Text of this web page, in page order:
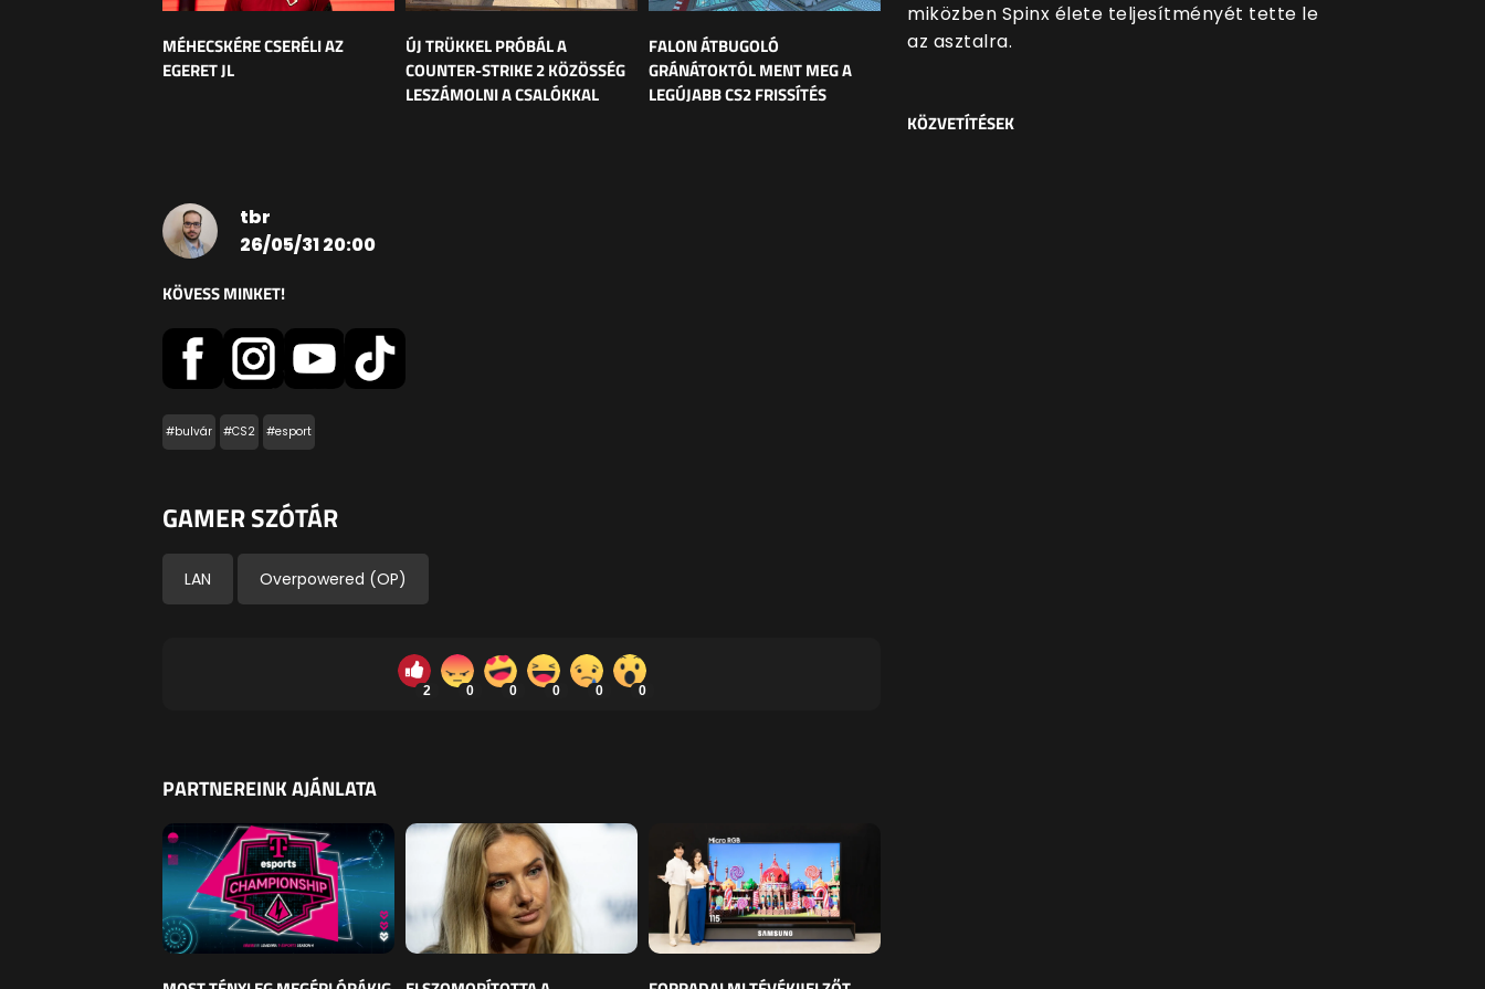
MÉHECSKÉRE CSERÉLI AZ
EGERET JL
ÚJ TRÜKKEL PRÓBÁL A
COUNTER-STRIKE 2 KÖZÖSSÉG
LESZÁMOLNI A CSALÓKKAL
FALON ÁTBUGOLÓ
GRÁNÁTOKTÓL MENT MEG A
LEGÚJABB CS2 FRISSÍTÉS
tbr
26/05/31 20:00
KÖVESS MINKET!
#bulvár #CS2 #esport
GAMER SZÓTÁR
LAN Overpowered (OP)
2 0 0 0 0 0
PARTNEREINK AJÁNLATA
miközben Spinx élete teljesítményét tette le
az asztalra.
KÖZVETÍTÉSEK